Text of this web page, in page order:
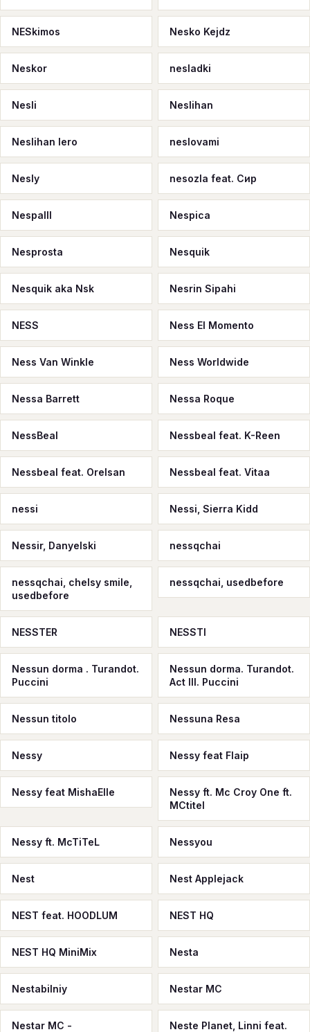
NESkimos Nesko Kejdz
Neskor nesladki
Nesli Neslihan
Neslihan Iero neslovami
Nesly nesozla feat. Сир
Nespalll Nespica
Nesprosta Nesquik
Nesquik aka Nsk Nesrin Sipahi
NESS Ness El Momento
Ness Van Winkle Ness Worldwide
Nessa Barrett Nessa Roque
NessBeal Nessbeal feat. K-Reen
Nessbeal feat. Orelsan Nessbeal feat. Vitaa
nessi Nessi, Sierra Kidd
Nessir, Danyelski nessqchai
nessqchai, chelsy smile,
usedbefore
nessqchai, usedbefore
NESSTER NESSTI
Nessun dorma . Turandot.
Puccini
Nessun dorma. Turandot.
Act III. Puccini
Nessun titolo Nessuna Resa
Nessy Nessy feat Flaip
Nessy feat MishaElle
Nessy ft. Mc Croy One ft.
MCtitel
Nessy ft. McTiTeL Nessyou
Nest Nest Applejack
NEST feat. HOODLUM NEST HQ
NEST HQ MiniMix Nesta
Nestabilniy Nestar MC
Nestar MC -
Neste Planet, Linni feat.